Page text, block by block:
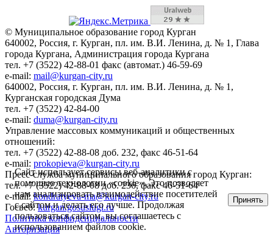
© Муниципальное образование город Курган
640002, Россия, г. Курган, пл. им. В.И. Ленина, д. № 1, Глава
города Кургана, Администрация города Кургана
тел. +7 (3522) 42-88-01 факс (автомат.) 46-59-69
e-mail: mail@kurgan-city.ru
640002, Россия, г. Курган, пл. им. В.И. Ленина, д. № 1,
Курганская городская Дума
тел. +7 (3522) 42-84-00
e-mail: duma@kurgan-city.ru
Управление массовых коммуникаций и общественных
отношений:
тел. +7 (3522) 42-88-08 доб. 232, факс 46-51-64
e-mail: prokopieva@kurgan-city.ru
Пресс-служба муниципального образования город Курган:
тел. +7 (3522) 42-88-08 доб. 236, факс 46-51-64
e-mail:kondratyeva-ma@kurgan-city.ru
Госвеб:kurgan.gosuslugi.ru
Политика конфиденциальности
Авторизация
Сайт использует сервисы веб-аналитики с
помощью технологии «cookie». Это позволяет
нам анализировать взаимодействие посетителей
с сайтом и делать его лучше. Продолжая
пользоваться сайтом, вы соглашаетесь с
использованием файлов cookie.
Принять